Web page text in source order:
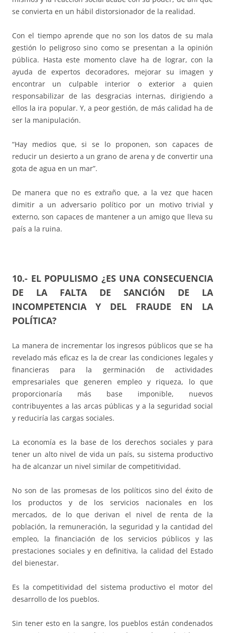
se convierta en un hábil distorsionador de la realidad.
Con el tiempo aprende que no son los datos de su mala
gestión lo peligroso sino como se presentan a la opinión
pública. Hasta este momento clave ha de lograr, con la
ayuda de expertos decoradores, mejorar su imagen y
encontrar un culpable interior o exterior a quien
responsabilizar de las desgracias internas, dirigiendo a
ellos la ira popular. Y, a peor gestión, de más calidad ha de
ser la manipulación.
“Hay medios que, si se lo proponen, son capaces de
reducir un desierto a un grano de arena y de convertir una
gota de agua en un mar”.
De manera que no es extraño que, a la vez que hacen
dimitir a un adversario político por un motivo trivial y
externo, son capaces de mantener a un amigo que lleva su
país a la ruina.
10.- EL POPULISMO ¿ES UNA CONSECUENCIA
DE LA FALTA DE SANCIÓN DE LA
INCOMPETENCIA Y DEL FRAUDE EN LA
POLÍTICA?
La manera de incrementar los ingresos públicos que se ha
revelado más eficaz es la de crear las condiciones legales y
financieras para la germinación de actividades
empresariales que generen empleo y riqueza, lo que
proporcionaría más base imponible, nuevos
contribuyentes a las arcas públicas y a la seguridad social
y reduciría las cargas sociales.
La economía es la base de los derechos sociales y para
tener un alto nivel de vida un país, su sistema productivo
ha de alcanzar un nivel similar de competitividad.
No son de las promesas de los políticos sino del éxito de
los productos y de los servicios nacionales en los
mercados, de lo que derivan el nivel de renta de la
población, la remuneración, la seguridad y la cantidad del
empleo, la financiación de los servicios públicos y las
prestaciones sociales y en definitiva, la calidad del Estado
del bienestar.
Es la competitividad del sistema productivo el motor del
desarrollo de los pueblos.
Sin tener esto en la sangre, los pueblos están condenados